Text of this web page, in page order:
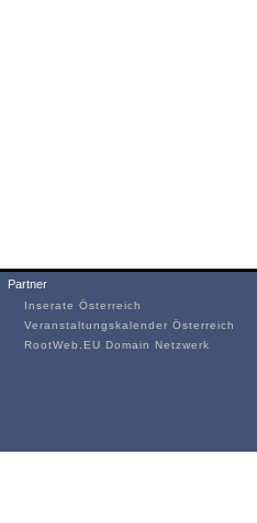
Partner
Inserate Österreich
Veranstaltungskalender Österreich
RootWeb.EU Domain Netzwerk